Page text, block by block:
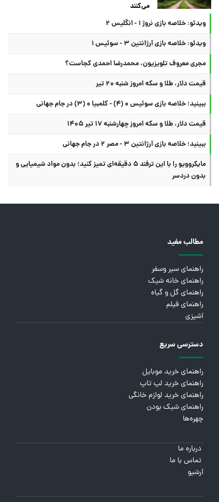
می‌کنند
ویدئو: خلاصه بازی نروژ ۱ - انگلیس ۲
ویدئو: خلاصه بازی آرژانتین ۳ - سوئیس ۱
مجری معروف تلویزیون، محمدرضا احمدی کجاست؟
قیمت دلار، طلا و سکه امروز شنبه ۲۰ تیر
ببینید؛ خلاصه بازی سوئیس ۰ (۴) - کلمبیا ۰ (۳) در جام جهانی
قیمت دلار، طلا و سکه امروز چهارشنبه ۱۷ تیر ۱۴۰۵
ببینید؛ خلاصه بازی آرژانتین ۳ - مصر ۲ در جام جهانی
مایکروویو را با این ترفند ۵ دقیقه‌ای تمیز کنید؛ بدون مواد شیمیایی و
بدون دردسر
مطالب مفید
راهنمای سیر وسفر
راهنمای خانه شیک
راهنمای گل و گیاه
راهنمای فیلم
آشپزی
دسترسی سریع
راهنمای خرید موبایل
راهنمای خرید لپ تاپ
راهنمای خرید لوازم خانگی
راهنمای شیک بودن
چهره‌ها
درباره ما
تماس با ما
آرشیو